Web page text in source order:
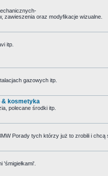
zawieszenia oraz modyfikacje wizualne.
itp.
gazowych itp.
& kosmetyka
polecane środki itp.
Porady tych którzy już to zrobili i